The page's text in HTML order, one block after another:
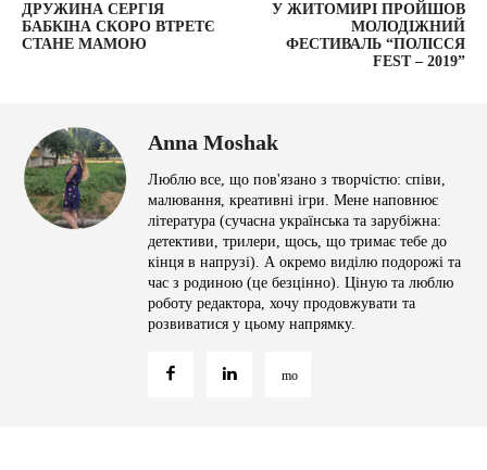
ДРУЖИНА СЕРГІЯ
БАБКІНА СКОРО ВТРЕТЄ
СТАНЕ МАМОЮ
У ЖИТОМИРІ ПРОЙШОВ
МОЛОДІЖНИЙ
ФЕСТИВАЛЬ “ПОЛІССЯ
FEST – 2019”
Anna Moshak
Люблю все, що пов'язано з творчістю: співи,
малювання, креативні ігри. Мене наповнює
література (сучасна українська та зарубіжна:
детективи, трилери, щось, що тримає тебе до
кінця в напрузі). А окремо виділю подорожі та
час з родиною (це безцінно). Ціную та люблю
роботу редактора, хочу продовжувати та
розвиватися у цьому напрямку.